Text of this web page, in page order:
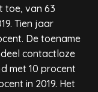
toe, van 63
Tien jaar
De toename
contactloze
met 10 procent
in 2019. Het